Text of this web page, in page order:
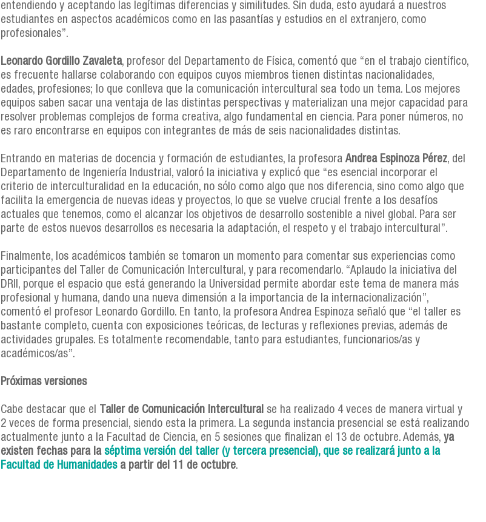
entendiendo y aceptando las legítimas diferencias y similitudes. Sin duda, esto ayudará a nuestros
estudiantes en aspectos académicos como en las pasantías y estudios en el extranjero, como
profesionales”.
Leonardo Gordillo Zavaleta, profesor del Departamento de Física, comentó que “en el trabajo científico,
es frecuente hallarse colaborando con equipos cuyos miembros tienen distintas nacionalidades,
edades, profesiones; lo que conlleva que la comunicación intercultural sea todo un tema. Los mejores
equipos saben sacar una ventaja de las distintas perspectivas y materializan una mejor capacidad para
resolver problemas complejos de forma creativa, algo fundamental en ciencia. Para poner números, no
es raro encontrarse en equipos con integrantes de más de seis nacionalidades distintas.
Entrando en materias de docencia y formación de estudiantes, la profesora Andrea Espinoza Pérez, del
Departamento de Ingeniería Industrial, valoró la iniciativa y explicó que “es esencial incorporar el
criterio de interculturalidad en la educación, no sólo como algo que nos diferencia, sino como algo que
facilita la emergencia de nuevas ideas y proyectos, lo que se vuelve crucial frente a los desafíos
actuales que tenemos, como el alcanzar los objetivos de desarrollo sostenible a nivel global. Para ser
parte de estos nuevos desarrollos es necesaria la adaptación, el respeto y el trabajo intercultural”.
Finalmente, los académicos también se tomaron un momento para comentar sus experiencias como
participantes del Taller de Comunicación Intercultural, y para recomendarlo. “Aplaudo la iniciativa del
DRII, porque el espacio que está generando la Universidad permite abordar este tema de manera más
profesional y humana, dando una nueva dimensión a la importancia de la internacionalización”,
comentó el profesor Leonardo Gordillo. En tanto, la profesora Andrea Espinoza señaló que “el taller es
bastante completo, cuenta con exposiciones teóricas, de lecturas y reflexiones previas, además de
actividades grupales. Es totalmente recomendable, tanto para estudiantes, funcionarios/as y
académicos/as”.
Próximas versiones
Cabe destacar que el Taller de Comunicación Intercultural se ha realizado 4 veces de manera virtual y
2 veces de forma presencial, siendo esta la primera. La segunda instancia presencial se está realizando
actualmente junto a la Facultad de Ciencia, en 5 sesiones que finalizan el 13 de octubre. Además, ya
existen fechas para la séptima versión del taller (y tercera presencial), que se realizará junto a la
Facultad de Humanidadesa partir del 11 de octubre.